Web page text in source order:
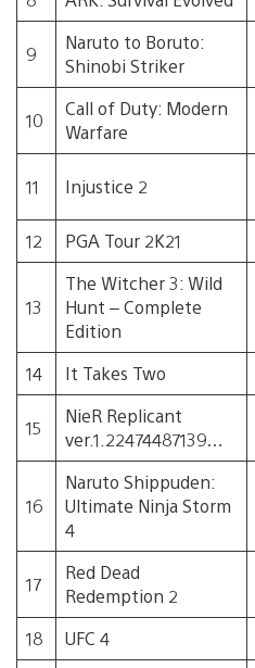
9
Naruto to Boruto:
Shinobi Striker
10
Call of Duty: Modern
Warfare
11 Injustice 2
12
PGA Tour 2K21
13
The Witcher 3: Wild
Hunt – Complete
Edition
14 It Takes Two
15
NieR Replicant
ver.1.22474487139…
16
Naruto Shippuden:
Ultimate Ninja Storm
4
17
Red Dead
Redemption 2
18 UFC 4